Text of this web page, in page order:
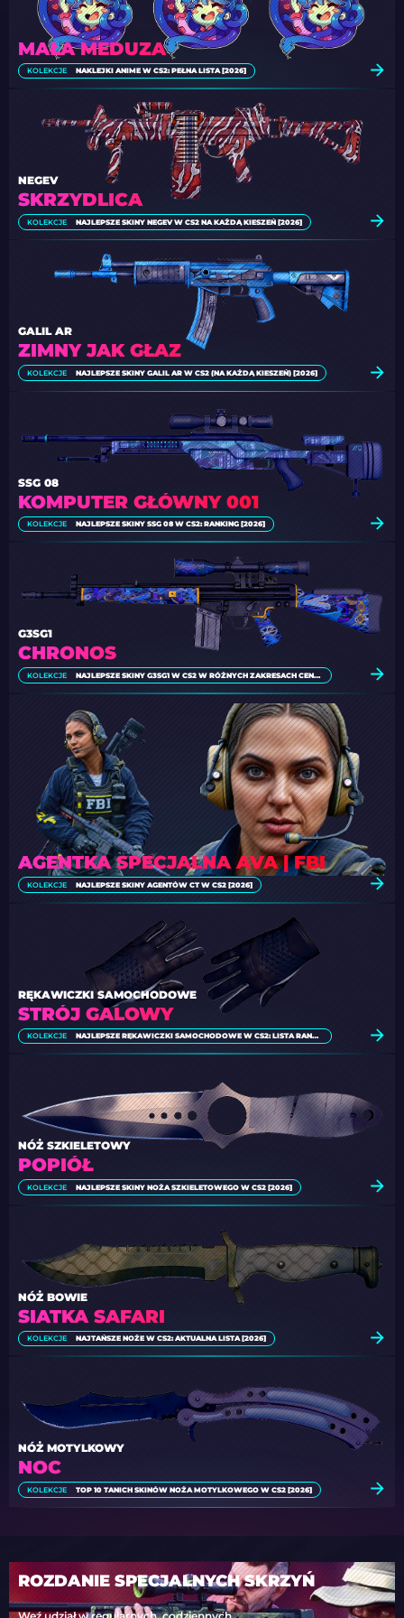
MAŁA MEDUZA
KOLEKCJE NAKLEJKI ANIME W CS2: PEŁNA LISTA [2026]
SKRZYDLICA
NEGEV
KOLEKCJE NAJLEPSZE SKINY NEGEV W CS2 NA KAŻDĄ KIESZEŃ [2026]
ZIMNY JAK GŁAZ
GALIL AR
KOLEKCJE NAJLEPSZE SKINY GALIL AR W CS2 (NA KAŻDĄ KIESZEŃ) [2026]
KOMPUTER GŁÓWNY 001
SSG 08
KOLEKCJE NAJLEPSZE SKINY SSG 08 W CS2: RANKING [2026]
CHRONOS
G3SG1
KOLEKCJE NAJLEPSZE SKINY G3SG1 W CS2 W RÓŻNYCH ZAKRESACH CENOWYCH
AGENTKA SPECJALNA AVA | FBI
KOLEKCJE NAJLEPSZE SKINY AGENTÓW CT W CS2 [2026]
STRÓJ GALOWY
RĘKAWICZKI SAMOCHODOWE
KOLEKCJE NAJLEPSZE RĘKAWICZKI SAMOCHODOWE W CS2: LISTA RANKINGOWA
POPIÓŁ
NÓŻ SZKIELETOWY
KOLEKCJE NAJLEPSZE SKINY NOŻA SZKIELETOWEGO W CS2 [2026]
SIATKA SAFARI
NÓŻ BOWIE
KOLEKCJE NAJTAŃSZE NOŻE W CS2: AKTUALNA LISTA [2026]
NOC
NÓŻ MOTYLKOWY
KOLEKCJE TOP 10 TANICH SKINÓW NOŻA MOTYLKOWEGO W CS2 [2026]
ROZDANIE SPECJALNYCH SKRZYŃ